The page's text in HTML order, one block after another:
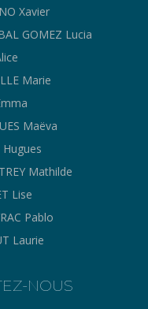
Xavier
GOMEZ Lucia
Marie
Maëva
Hugues
Mathilde
Lise
Pablo
Laurie
NOUS